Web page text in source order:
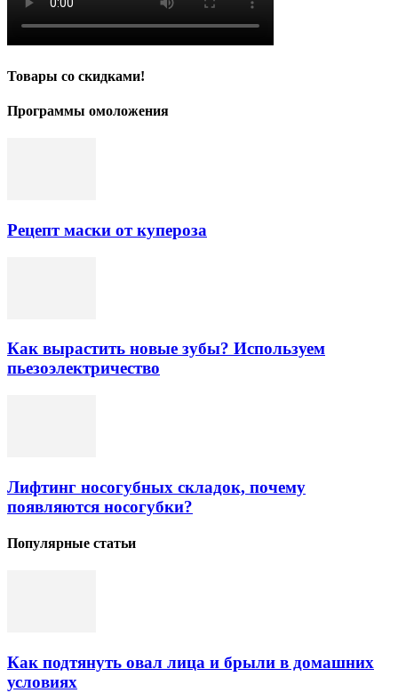
Товары со скидками!
Программы омоложения
Рецепт маски от купероза
Как вырастить новые зубы? Используем
пьезоэлектричество
Лифтинг носогубных складок, почему
появляются носогубки?
Популярные статьи
Как подтянуть овал лица и брыли в домашних
условиях